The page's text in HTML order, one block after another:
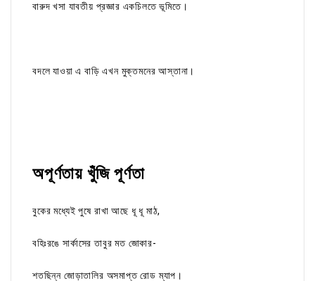
বারুদ খসা যাবতীয় প্রজ্ঞার একচিলতে ভূমিতে।
বদলে যাওয়া এ বাড়ি এখন মুক্তমনের আস্তানা।
অপূর্ণতায় খুঁজি পূর্ণতা
বুকের মধ্যেই পুষে রাখা আছে ধূ ধূ মাঠ,
বহিঃরঙে সার্কাসের তাবুর মত জোকার-
শতছিন্ন জোড়াতালির অসমাপ্ত রোড ম্যাপ।